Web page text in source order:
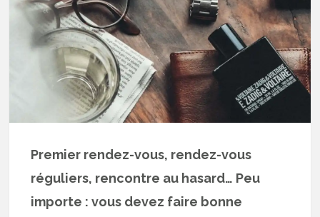
Premier rendez-vous, rendez-vous
réguliers, rencontre au hasard… Peu
importe : vous devez faire bonne